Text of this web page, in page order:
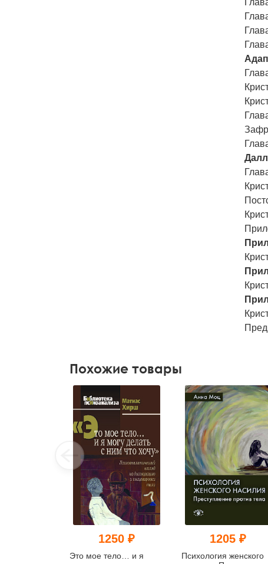
Похожие товары
1250 ₽
Это мое тело… и я
1205 ₽
Психология женского